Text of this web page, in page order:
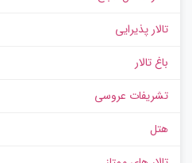
تالار پذیرایی
باغ تالار
تشریفات عروسی
هتل